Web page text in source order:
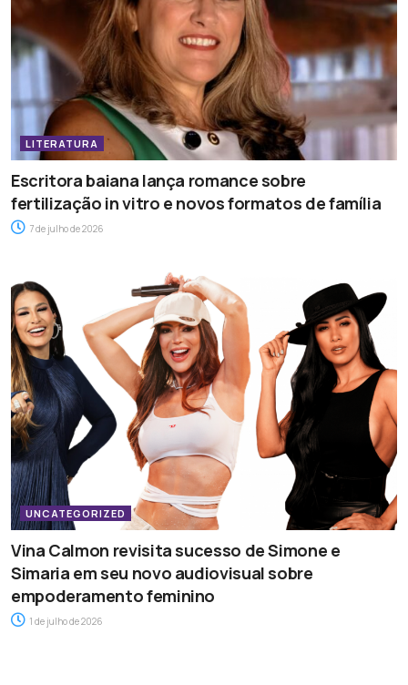
LITERATURA
Escritora baiana lança romance sobre
fertilização in vitro e novos formatos de família
7 de julho de 2026
UNCATEGORIZED
Vina Calmon revisita sucesso de Simone e
Simaria em seu novo audiovisual sobre
empoderamento feminino
1 de julho de 2026